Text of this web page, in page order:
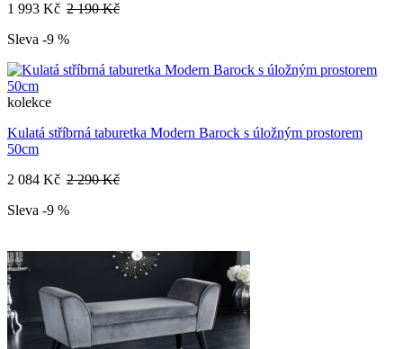
1 993 Kč 2 190 Kč
Sleva -9 %
kolekce
Kulatá stříbrná taburetka Modern Barock s úložným prostorem
50cm
2 084 Kč 2 290 Kč
Sleva -9 %